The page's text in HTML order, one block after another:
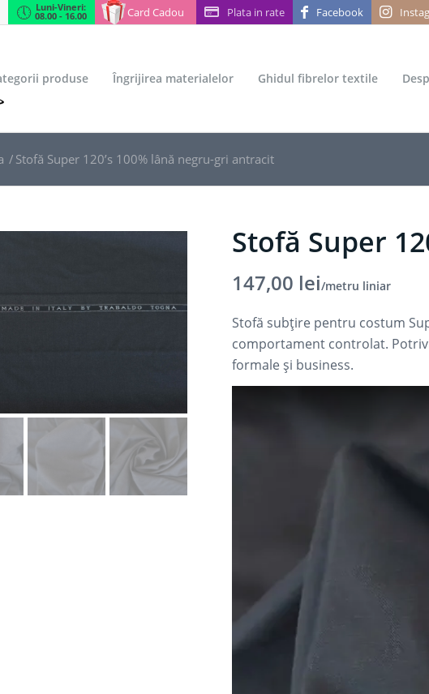
Card Cadou Plata in rate Facebook
Luni-Vineri:
08.00 - 16.00
produse Îngrijirea materialelor Ghidul fibrelor textile
/ Stofă Super 120’s 100% lână negru-gri antracit
Stofă Super
147,00 lei/metru liniar
Stofă subțire pentru costum
comportament controlat.
formale și business.